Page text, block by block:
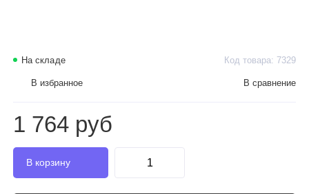
На складе Код товара: 7329
В избранное В сравнение
1 764 руб